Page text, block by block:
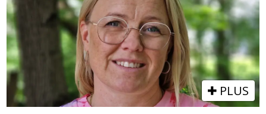
PLUS